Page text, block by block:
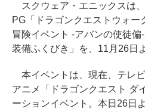
スクウェア・エニックスは
PG「ドラゴンクエストウォー
冒険イベント -アバンの使徒偏
装備ふくびき」を、11月26日
本イベントは、現在、テレ
アニメ「ドラゴンクエスト ダ
ーションイベント。本日26日